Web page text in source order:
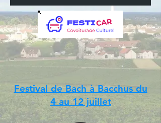
Festival de Bach à Bacchus du
4 au 12 juillet